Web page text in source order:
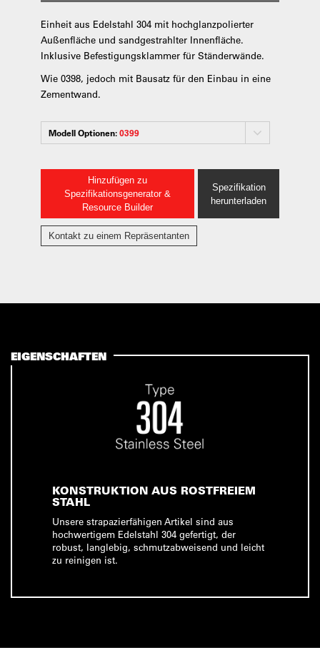
Einheit aus Edelstahl 304 mit hochglanzpolierter
Außenfläche und sandgestrahlter Innenfläche.
Inklusive Befestigungsklammer für Ständerwände.
Wie 0398, jedoch mit Bausatz für den Einbau in eine
Zementwand.
Modell Optionen:0399
Hinzufügen zu
Spezifikationsgenerator &
Resource Builder
Spezifikation
herunterladen
Kontakt zu einem Repräsentanten
EIGENSCHAFTEN
KONSTRUKTION AUS ROSTFREIEM
STAHL
Unsere strapazierfähigen Artikel sind aus
hochwertigem Edelstahl 304 gefertigt, der
robust, langlebig, schmutzabweisend und leicht
zu reinigen ist.